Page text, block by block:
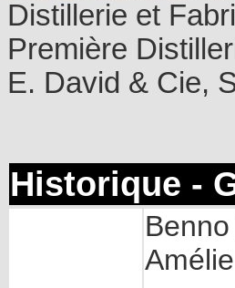
Distillerie et
Première
E. David & Cie,
Historique -